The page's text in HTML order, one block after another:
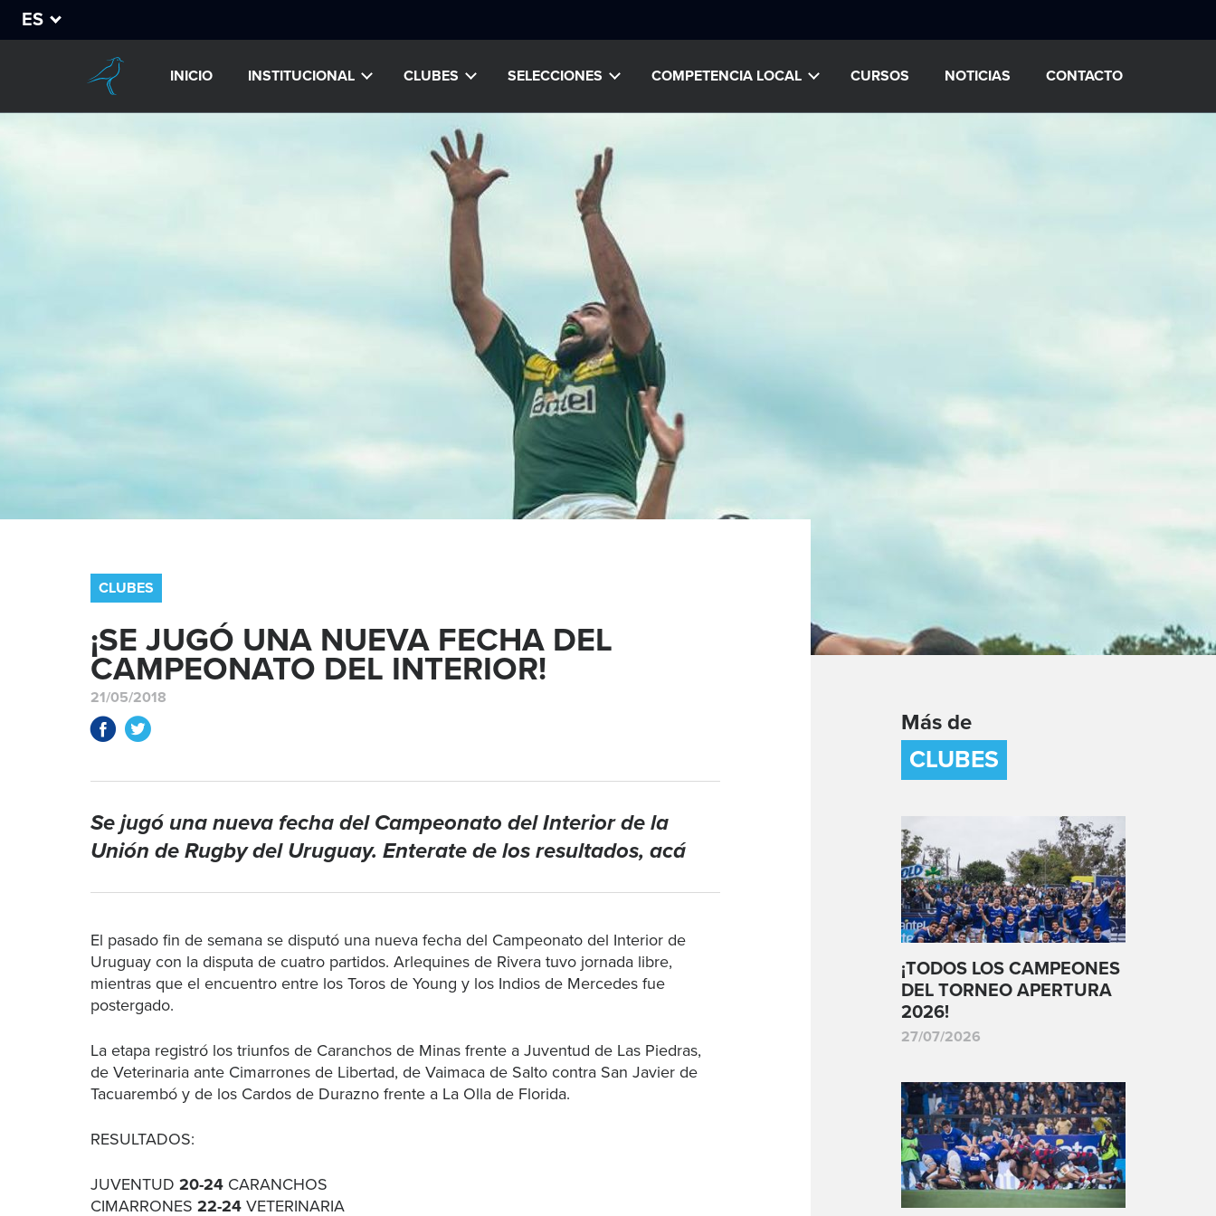
ES
INICIO INSTITUCIONAL CLUBES SELECCIONES COMPETENCIA LOCAL CURSOS NOTICIAS CONTACTO
CLUBES
¡SE JUGÓ UNA NUEVA FECHA DEL
CAMPEONATO DEL INTERIOR!
21/05/2018
Se jugó una nueva fecha del Campeonato del Interior de la
Unión de Rugby del Uruguay. Enterate de los resultados, acá
El pasado fin de semana se disputó una nueva fecha del Campeonato del Interior de
Uruguay con la disputa de cuatro partidos. Arlequines de Rivera tuvo jornada libre,
mientras que el encuentro entre los Toros de Young y los Indios de Mercedes fue
postergado.
La etapa registró los triunfos de Caranchos de Minas frente a Juventud de Las Piedras,
de Veterinaria ante Cimarrones de Libertad, de Vaimaca de Salto contra San Javier de
Tacuarembó y de los Cardos de Durazno frente a La Olla de Florida.
RESULTADOS:
JUVENTUD 20-24 CARANCHOS
CIMARRONES 22-24 VETERINARIA
Más de
CLUBES
¡TODOS LOS CAMPEONES
DEL TORNEO APERTURA
2026!
27/07/2026